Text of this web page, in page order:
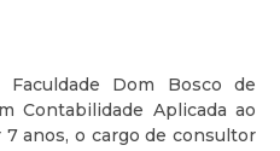
Faculdade Dom Bosco de
Contabilidade Aplicada ao
anos, o cargo de consultor